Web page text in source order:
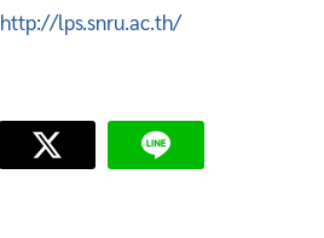
http://lps.snru.ac.th/